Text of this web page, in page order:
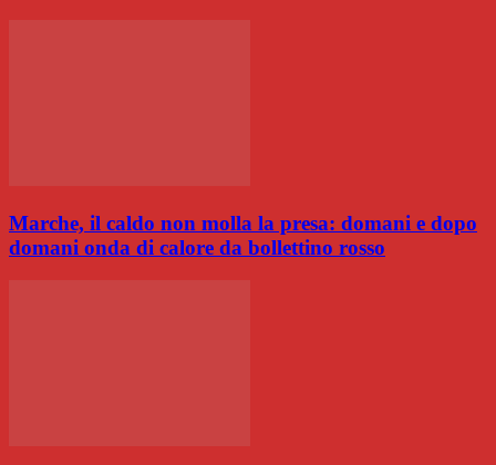
Marche, il caldo non molla la presa: domani e dopo
domani onda di calore da bollettino rosso